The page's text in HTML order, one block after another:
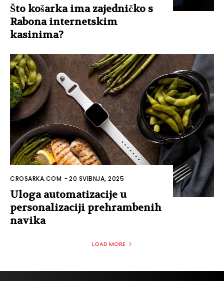
Što košarka ima zajedničko s
Rabona internetskim
kasinima?
CROSARKA.COM -20 SVIBNJA, 2025
Uloga automatizacije u
personalizaciji prehrambenih
navika
LOAD MORE